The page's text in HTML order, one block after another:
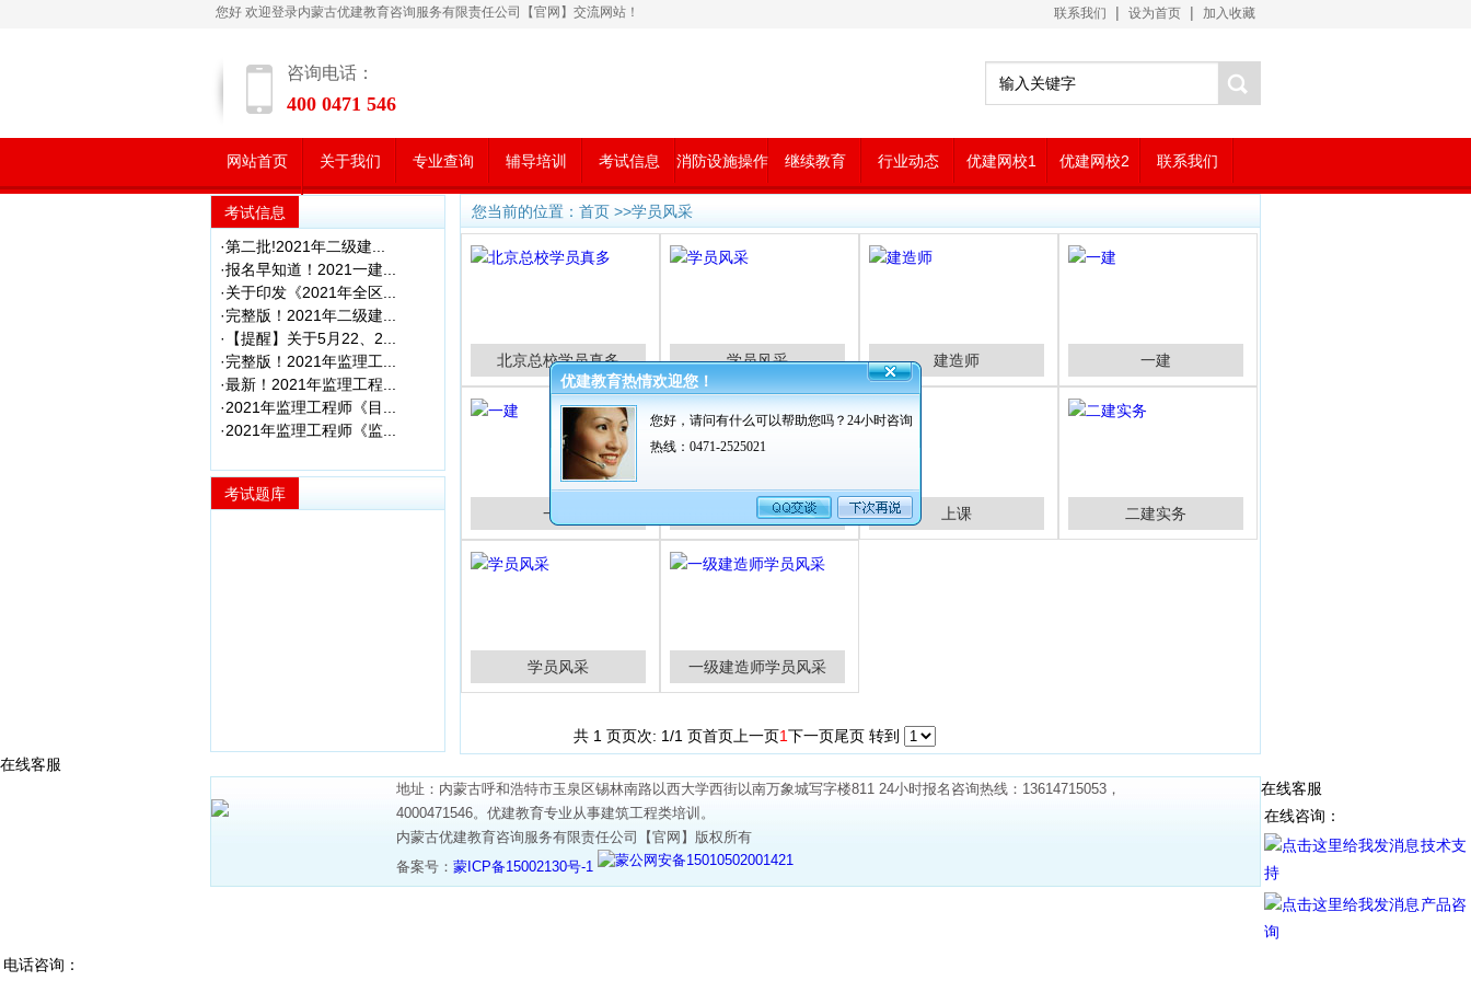
您好 欢迎登录内蒙古优建教育咨询服务有限责任公司【官网】交流网站！ 联系我们 | 设为首页 | 加入收藏
咨询电话：
400 0471 546
网站首页 关于我们 专业查询 辅导培训 考试信息 消防设施操作 继续教育 行业动态 优建网校1 优建网校2 联系我们
学员风采
考试信息
·第二批!2021年二级建...
·报名早知道！2021一建...
·关于印发《2021年全区...
·完整版！2021年二级建...
·【提醒】关于5月22、2...
·完整版！2021年监理工...
·最新！2021年监理工程...
·2021年监理工程师《目...
·2021年监理工程师《监...
考试题库
您当前的位置：首页 >>学员风采
北京总校学员真多 学员风采 建造师 一建
一建 学习 上课 二建实务
学员风采 一级建造师学员风采
共 1 页页次: 1/1 页首页 上一页1下一页尾页 转到
地址：内蒙古呼和浩特市玉泉区锡林南路以西大学西街以南万象城写字楼811 24小时报名咨询热线：13614715053，
4000471546。优建教育专业从事建筑工程类培训。
内蒙古优建教育咨询服务有限责任公司【官网】版权所有
备案号： 蒙ICP备15002130号-1 蒙公网安备15010502001421
优建教育热情欢迎您！
您好，请问有什么可以帮助您吗？ 24小时咨询
热线：0471-2525021
在线客服
在线客服
在线咨询：
技术支
持
产品咨
询
电话咨询：